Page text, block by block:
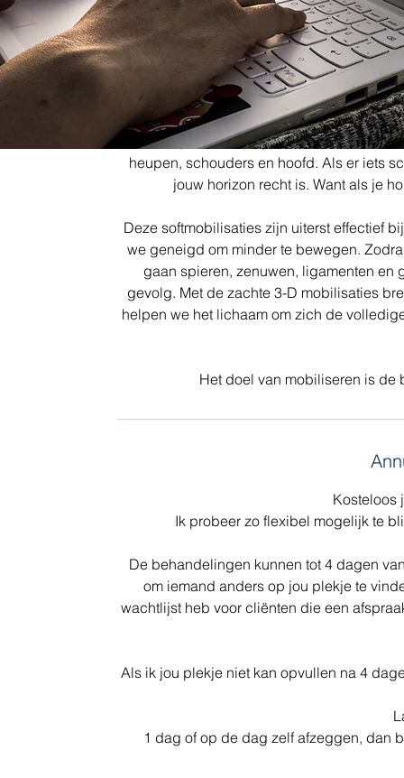
Passieve mobilisaties worden
(mobiliteit) van de nekwervels. Vaak
hoofd, soms ook moeilijker buigen en
andere klachten hebben: pijn in de nek
of
Door te kijken naar je gehele
heupen, schouders en hoofd. Als er iets
jouw horizon recht is. Want als je
Deze softmobilisaties zijn uiterst effectief
we geneigd om minder te bewegen.
gaan spieren, zenuwen, ligamenten en
gevolg. Met de zachte 3-D mobilisaties
helpen we het lichaam om zich de
Het doel van mobiliseren is
Kosteloos
​Ik probeer zo flexibel mogelijk te
De behandelingen kunnen tot 4 dagen
om iemand anders op jou plekje te
wachtlijst heb voor cliënten die een
​Als ik jou plekje niet kan opvullen na 4
1 dag of op de dag zelf afzeggen, dan